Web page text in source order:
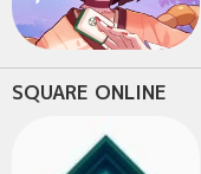
SQUARE ONLINE